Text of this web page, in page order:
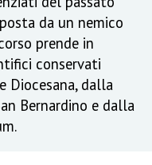
da un nemico
prende in
conservati
Diocesana, dalla
Bernardino e dalla